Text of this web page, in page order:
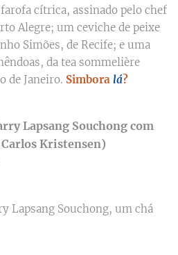
cítrica, assinado pelo chef
Alegre; um ceviche de peixe
Simões, de Recife; e uma
da tea sommelière
de Janeiro. Simbora lá?
Lapsang Souchong com
Kristensen)
Lapsang Souchong, um chá